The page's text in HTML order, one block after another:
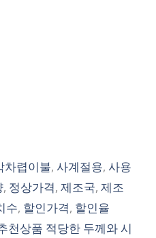
차렵이불,사계절용,사용
, 정상가격, 제조국, 제조
수, 할인가격, 할인율
천상품 적당한 두께와 시